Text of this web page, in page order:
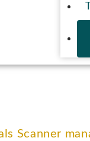
Scanner